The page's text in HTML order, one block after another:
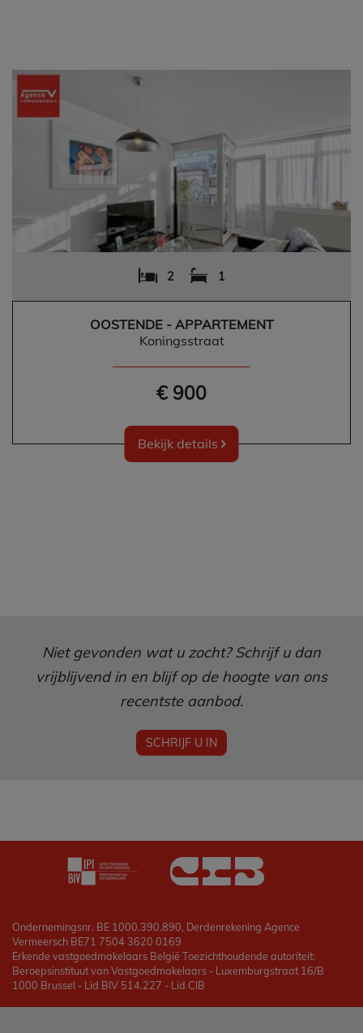
2 1
OOSTENDE - APPARTEMENT
Koningsstraat
€ 900
Bekijk details
Niet gevonden wat u zocht? Schrijf u dan
vrijblijvend in en blijf op de hoogte van ons
recentste aanbod.
SCHRIJF U IN
Ondernemingsnr. BE 1000.390.890, Derdenrekening Agence
Vermeersch BE71 7504 3620 0169
Erkende vastgoedmakelaars België Toezichthoudende autoriteit:
Beroepsinstituut van Vastgoedmakelaars - Luxemburgstraat 16/B
1000 Brussel - Lid BIV 514.227 - Lid CIB